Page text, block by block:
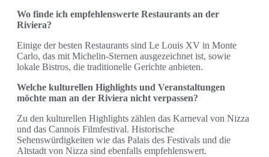
Wo finde ich empfehlenswerte Restaurants an der
Riviera?
Einige der besten Restaurants sind Le Louis XV in Monte
Carlo, das mit Michelin-Sternen ausgezeichnet ist, sowie
lokale Bistros, die traditionelle Gerichte anbieten.
Welche kulturellen Highlights und Veranstaltungen
möchte man an der Riviera nicht verpassen?
Zu den kulturellen Highlights zählen das Karneval von Nizza
und das Cannois Filmfestival. Historische
Sehenswürdigkeiten wie das Palais des Festivals und die
Altstadt von Nizza sind ebenfalls empfehlenswert.